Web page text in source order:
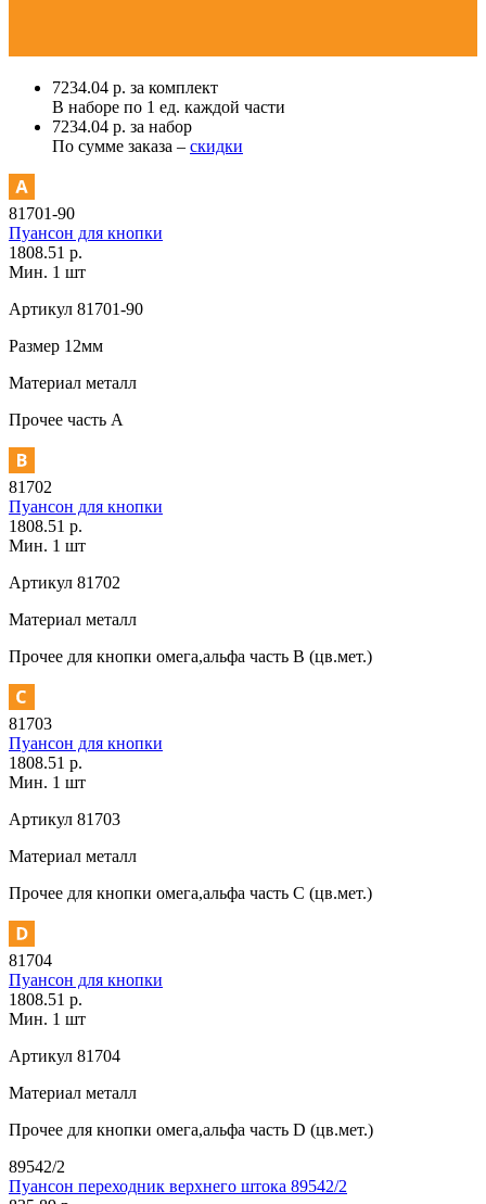
7234.04 р. за комплект
В наборе по 1 ед. каждой части
7234.04 р. за набор
По сумме заказа – скидки
81701-90
Пуансон для кнопки
1808.51 р.
Мин. 1 шт
Артикул 81701-90
Размер 12мм
Материал металл
Прочее часть A
81702
Пуансон для кнопки
1808.51 р.
Мин. 1 шт
Артикул 81702
Материал металл
Прочее для кнопки омега,альфа часть В (цв.мет.)
81703
Пуансон для кнопки
1808.51 р.
Мин. 1 шт
Артикул 81703
Материал металл
Прочее для кнопки омега,альфа часть С (цв.мет.)
81704
Пуансон для кнопки
1808.51 р.
Мин. 1 шт
Артикул 81704
Материал металл
Прочее для кнопки омега,альфа часть D (цв.мет.)
89542/2
Пуансон переходник верхнего штока 89542/2